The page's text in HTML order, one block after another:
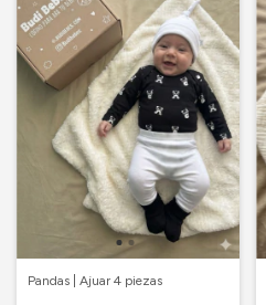
Pandas | Ajuar 4 piezas